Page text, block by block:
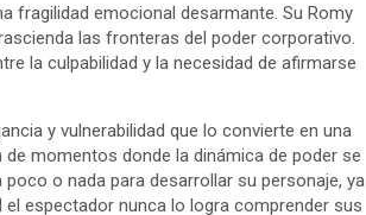
fragilidad emocional desarmante. Su Romy
las fronteras del poder corporativo.
la culpabilidad y la necesidad de afirmarse
y vulnerabilidad que lo convierte en una
momentos donde la dinámica de poder se
o nada para desarrollar su personaje, ya
espectador nunca lo logra comprender sus